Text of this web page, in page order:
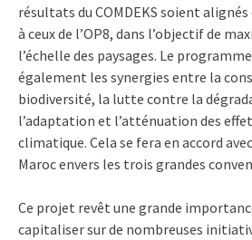
résultats du COMDEKS soient
à ceux de l’OP8, dans l’objectif de
l’échelle des paysages. Le
également les synergies entre la
biodiversité, la lutte contre la
l’adaptation et l’atténuation des
climatique. Cela se fera en accord
Maroc envers les trois grandes
Ce projet revêt une grande
capitaliser sur de nombreuses